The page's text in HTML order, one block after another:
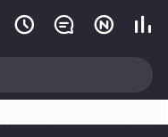
   